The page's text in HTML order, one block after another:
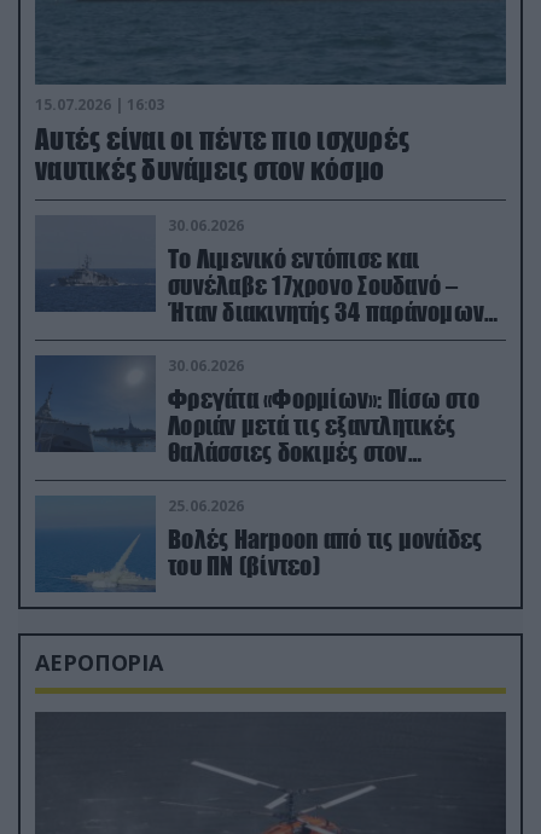
15.07.2026 | 16:03
Aυτές είναι οι πέντε πιο ισχυρές
ναυτικές δυνάμεις στον κόσμο
30.06.2026
Το Λιμενικό εντόπισε και
συνέλαβε 17χρονο Σουδανό –
Ήταν διακινητής 34 παράνομων
μεταναστών
30.06.2026
Φρεγάτα «Φορμίων»: Πίσω στο
Λοριάν μετά τις εξαντλητικές
θαλάσσιες δοκιμές στον
απαιτητικό Βισκαϊκό
25.06.2026
Βολές Harpoon από τις μονάδες
του ΠΝ (βίντεο)
ΑΕΡΟΠΟΡΙΑ